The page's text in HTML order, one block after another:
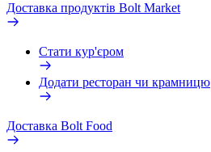
Доставка продуктів Bolt Market
Стати кур'єром
Додати ресторан чи крамницю
Доставка Bolt Food